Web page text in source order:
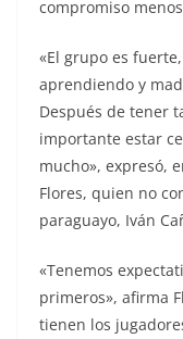
compromiso
«El grupo es
aprendiendo y
Después de tener
importante estar
mucho», expresó,
Flores, quien no
paraguayo, Iván
«Tenemos
primeros», afirma
tienen los